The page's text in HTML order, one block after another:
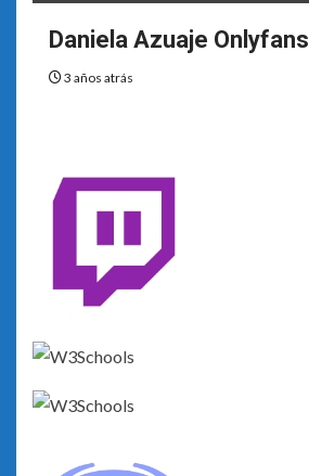
Daniela Azuaje Onlyfans
3 años atrás